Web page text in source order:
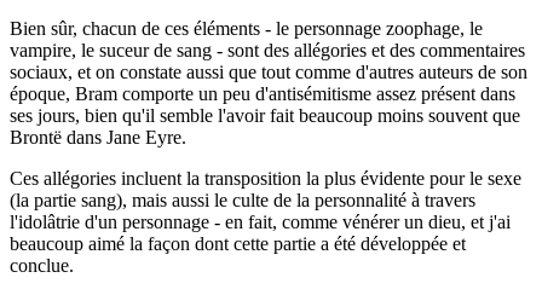
Bien sûr, chacun de ces éléments - le personnage zoophage, le
vampire, le suceur de sang - sont des allégories et des commentaires
sociaux, et on constate aussi que tout comme d'autres auteurs de son
époque, Bram comporte un peu d'antisémitisme assez présent dans
ses jours, bien qu'il semble l'avoir fait beaucoup moins souvent que
Brontë dans Jane Eyre.
Ces allégories incluent la transposition la plus évidente pour le sexe
(la partie sang), mais aussi le culte de la personnalité à travers
l'idolâtrie d'un personnage - en fait, comme vénérer un dieu, et j'ai
beaucoup aimé la façon dont cette partie a été développée et
conclue.